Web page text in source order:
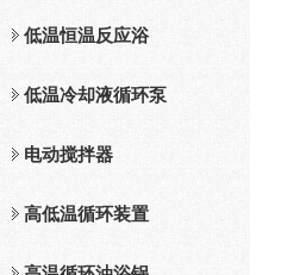
低温恒温反应浴
低温冷却液循环泵
电动搅拌器
高低温循环装置